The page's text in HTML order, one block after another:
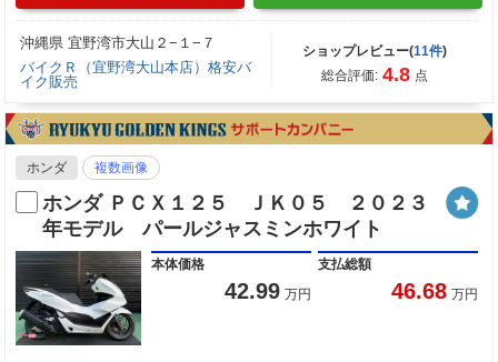
沖縄県 宜野湾市大山２−１−７
バイクＲ（宜野湾大山本店）格安バ
イク販売
ショップレビュー(11件)
総合評価: 4.8 点
ホンダ 複数画像
ホンダ ＰＣＸ１２５ ＪＫ０５ ２０２３
年モデル パールジャスミンホワイト
本体価格
42.99 万円
支払総額
46.68 万円